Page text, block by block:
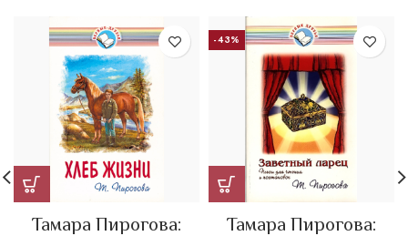
Тамара Пирогова:
-43%
Тамара Пирогова: